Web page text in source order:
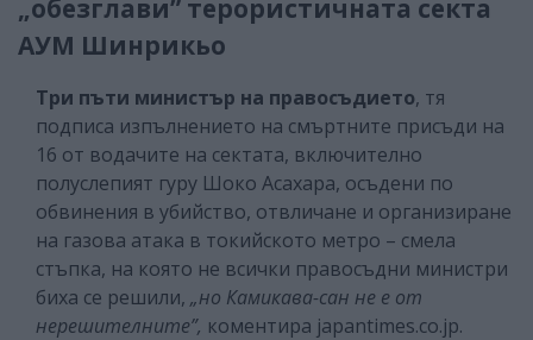
„обезглави” терористичната секта
АУМ Шинрикьо
Три пъти министър на правосъдието, тя
подписа изпълнението на смъртните присъди на
16 от водачите на сектата, включително
полуслепият гуру Шоко Асахара, осъдени по
обвинения в убийство, отвличане и организиране
на газова атака в токийското метро – смела
стъпка, на която не всички правосъдни министри
биха се решили, „но Камикава-сан не е от
нерешителните”, коментира japantimes.co.jp.